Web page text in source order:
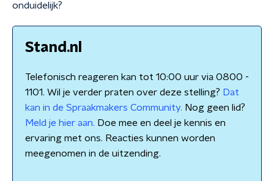
onduidelijk?
Stand.nl
Telefonisch reageren kan tot 10:00 uur via 0800 -
1101. Wil je verder praten over deze stelling? Dat
kan in de Spraakmakers Community. Nog geen lid?
Meld je hier aan. Doe mee en deel je kennis en
ervaring met ons. Reacties kunnen worden
meegenomen in de uitzending.